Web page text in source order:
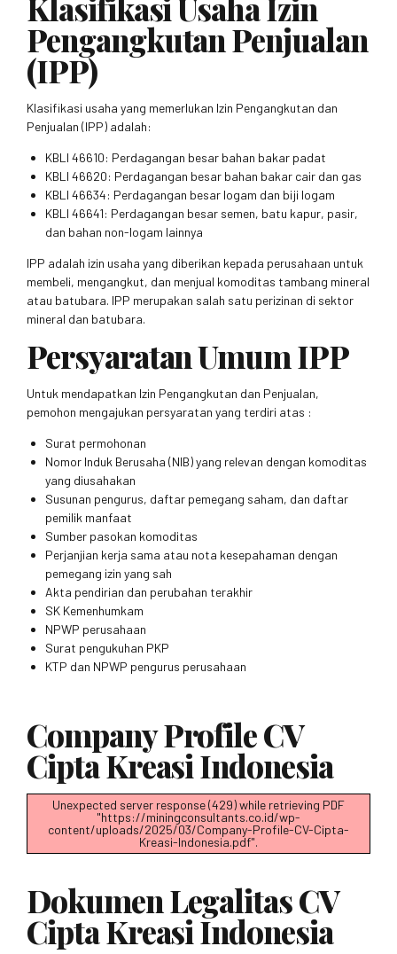
Klasifikasi Usaha Izin
Pengangkutan Penjualan
(IPP)
Klasifikasi usaha yang memerlukan Izin Pengangkutan dan
Penjualan (IPP) adalah:
KBLI 46610: Perdagangan besar bahan bakar padat
KBLI 46620: Perdagangan besar bahan bakar cair dan gas
KBLI 46634: Perdagangan besar logam dan biji logam
KBLI 46641: Perdagangan besar semen, batu kapur, pasir,
dan bahan non-logam lainnya
IPP adalah izin usaha yang diberikan kepada perusahaan untuk
membeli, mengangkut, dan menjual komoditas tambang mineral
atau batubara. IPP merupakan salah satu perizinan di sektor
mineral dan batubara.
Persyaratan Umum IPP
Untuk mendapatkan Izin Pengangkutan dan Penjualan,
pemohon mengajukan persyaratan yang terdiri atas :
Surat permohonan
Nomor Induk Berusaha (NIB) yang relevan dengan komoditas
yang diusahakan
Susunan pengurus, daftar pemegang saham, dan daftar
pemilik manfaat
Sumber pasokan komoditas
Perjanjian kerja sama atau nota kesepahaman dengan
pemegang izin yang sah
Akta pendirian dan perubahan terakhir
SK Kemenhumkam
NPWP perusahaan
Surat pengukuhan PKP
KTP dan NPWP pengurus perusahaan
Company Profile CV
Cipta Kreasi Indonesia
Unexpected server response (429) while retrieving PDF
"https://miningconsultants.co.id/wp-
content/uploads/2025/03/Company-Profile-CV-Cipta-
Kreasi-Indonesia.pdf".
Dokumen Legalitas CV
Cipta Kreasi Indonesia